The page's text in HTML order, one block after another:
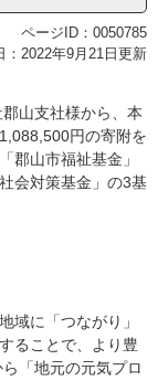
ページID：0050785
：2022年9月21日更新
山支社様から、本
円の寄附を
郡山市福祉基金」
会対策基金」の3基
域に「つながり」
ることで、より豊
「地元の元気プロ